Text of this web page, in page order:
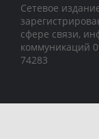
Сетевое
сфере связи,
коммуникаций
74283